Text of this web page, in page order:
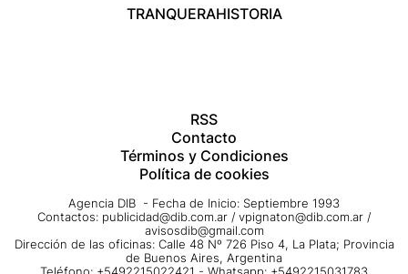
TRANQUERAHISTORIA
RSS
Contacto
Términos y Condiciones
Política de cookies
Agencia DIB - Fecha de Inicio: Septiembre 1993
Contactos: publicidad@dib.com.ar / vpignaton@dib.com.ar /
avisosdib@gmail.com
Dirección de las oficinas: Calle 48 Nº 726 Piso 4, La Plata; Provincia
de Buenos Aires, Argentina